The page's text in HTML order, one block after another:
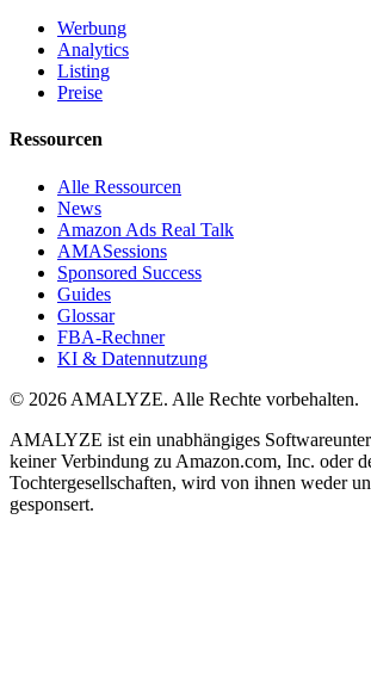
Werbung
Analytics
Listing
Preise
Ressourcen
Alle Ressourcen
News
Amazon Ads Real Talk
AMASessions
Sponsored Success
Guides
Glossar
FBA-Rechner
KI & Datennutzung
© 2026 AMALYZE. Alle Rechte vorbehalten.
AMALYZE ist ein unabhängiges
keiner Verbindung zu Amazon.com, Inc. oder
Tochtergesellschaften, wird von ihnen weder
gesponsert.